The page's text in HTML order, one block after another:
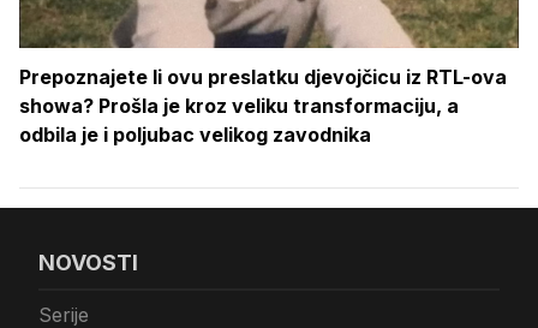
Prepoznajete li ovu preslatku djevojčicu iz RTL-ova
showa? Prošla je kroz veliku transformaciju, a
odbila je i poljubac velikog zavodnika
NOVOSTI
Serije